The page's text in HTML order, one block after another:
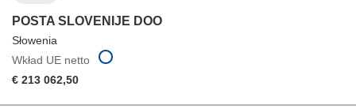
POSTA SLOVENIJE DOO
Słowenia
Wkład UE netto
€ 213 062,50